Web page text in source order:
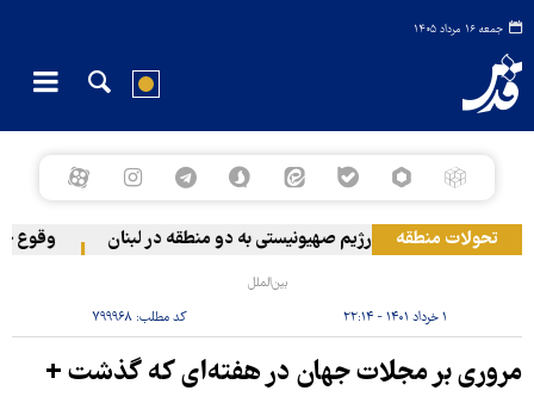
جمعه ۱۶ مرداد ۱۴۰۵
تحولات منطقه
حمله رژیم صهیونیستی به دو منطقه در لبنان وقوع حادثه
بین‌الملل
۱ خرداد ۱۴۰۱ - ۲۲:۱۴ کد مطلب: ۷۹۹۹۶۸
مروری بر مجلات جهان در هفته‌ای که گذشت +